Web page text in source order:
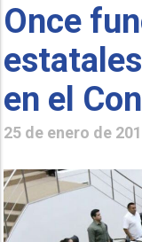
Once
en el
25 de enero de